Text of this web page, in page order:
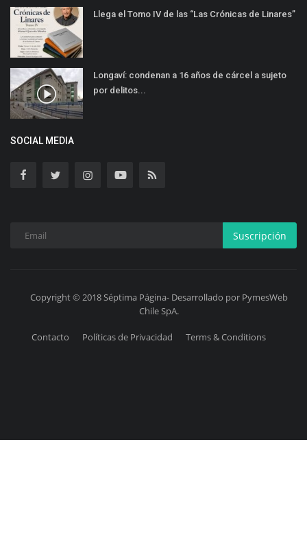
Llega el Tomo IV de las “Las Crónicas de Linares”
Longaví: condenan a 16 años de cárcel a sujeto
por delitos...
SOCIAL MEDIA
Suscripción
Copyright © 2018 Séptima Página- Desarrollado por PymesWeb
Chile SpA.
Contacto Políticas de Privacidad Terms & Conditions